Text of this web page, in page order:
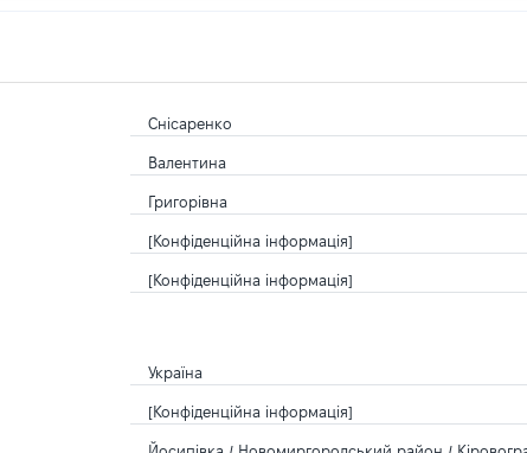
Снісаренко
Валентина
Григорівна
[Конфіденційна інформація]
[Конфіденційна інформація]
Україна
[Конфіденційна інформація]